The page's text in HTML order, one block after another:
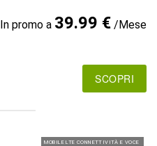
In promo a 39.99 €/Mese
SCOPRI
MOBILE LTE CONNETTIVITÀ E VOCE